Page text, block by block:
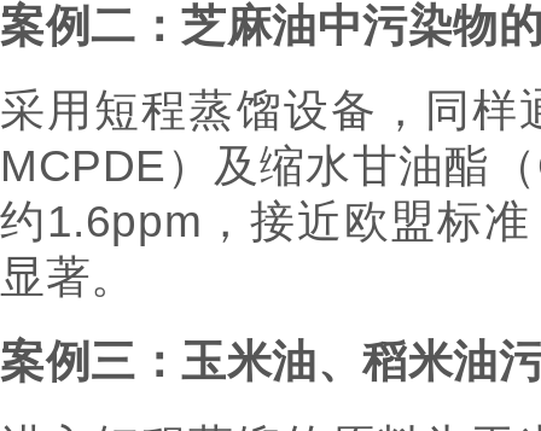
案例二：芝麻油中污染物
采用短程蒸馏设备，同
MCPDE）及缩水甘油酯
约1.6ppm，接近欧盟标
显著。
案例三：玉米油、稻米油